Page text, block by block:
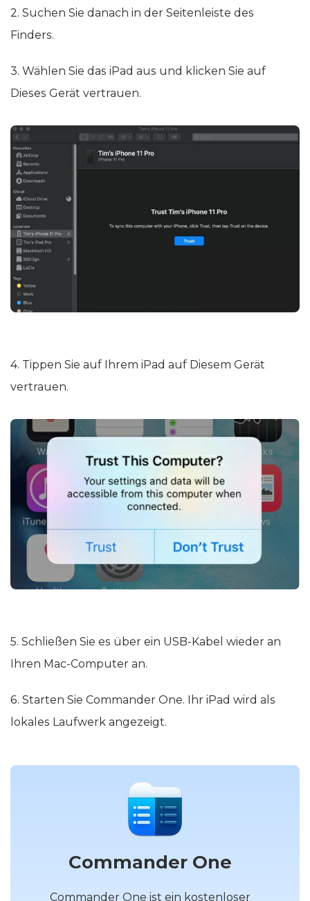
2. Suchen Sie danach in der Seitenleiste des
Finders.
3. Wählen Sie das iPad aus und klicken Sie auf
Dieses Gerät vertrauen.
4. Tippen Sie auf Ihrem iPad auf Diesem Gerät
vertrauen.
5. Schließen Sie es über ein USB-Kabel wieder an
Ihren Mac-Computer an.
6. Starten Sie Commander One. Ihr iPad wird als
lokales Laufwerk angezeigt.
Commander One
Commander One ist ein kostenloser